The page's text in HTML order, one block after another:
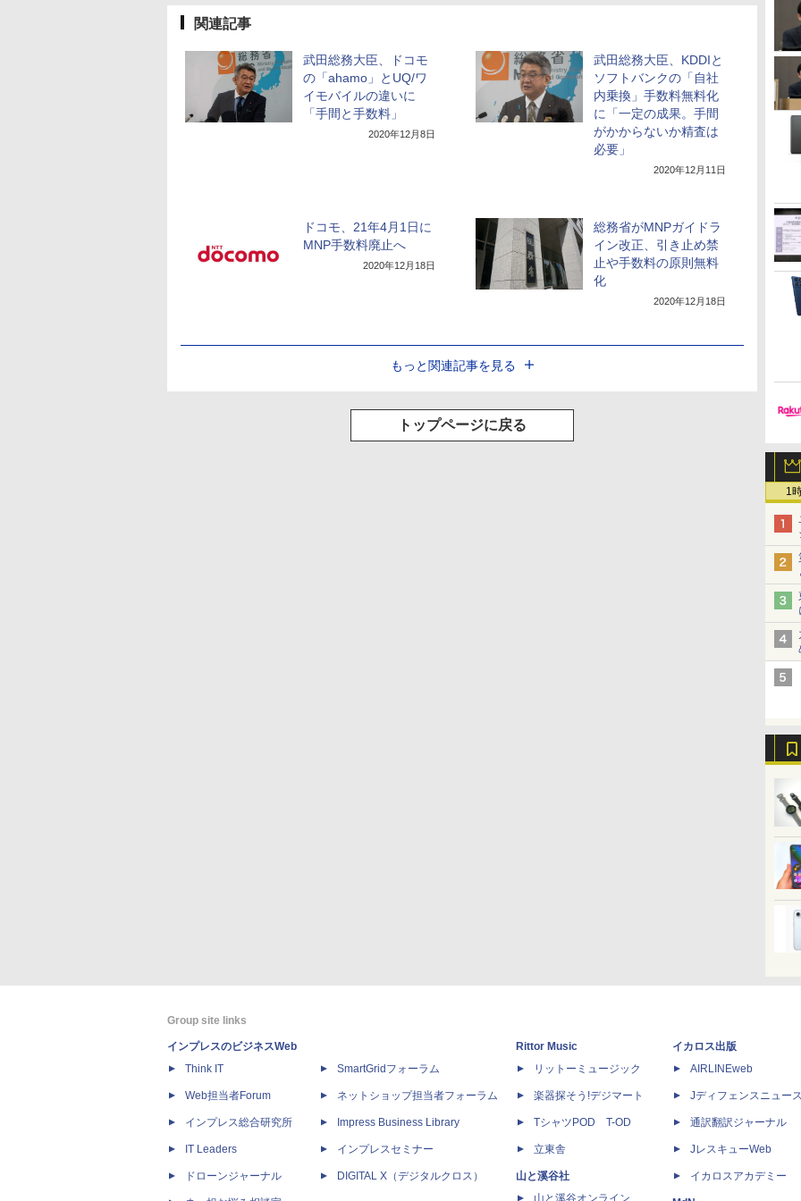
1
関連記事
武田総務大臣、ドコモ
の「ahamo」とUQ/ワ
イモバイルの違いに
「手間と手数料」
2020年12月8日
武田総務大臣、KDDIと
ソフトバンクの「自社
内乗換」手数料無料化
に「一定の成果。手間
がかからないか精査は
必要」
2020年12月11日
ドコモ、21年4月1日に
MNP手数料廃止へ
2020年12月18日
総務省がMNPガイドラ
イン改正、引き止め禁
止や手数料の原則無料
化
2020年12月18日
もっと関連記事を見る
トップページに戻る
Group site links
インプレスのビジネスWeb
Think IT
Web担当者Forum
インプレス総合研究所
IT Leaders
ドローンジャーナル
SmartGridフォーラム
ネットショップ担当者フォーラム
Impress Business Library
インプレスセミナー
DIGITAL X（デジタルクロス）
Rittor Music
リットーミュージック
楽器探そう!デジマート
TシャツPOD T-OD
立東舎
山と溪谷社
山と溪谷オンライン
イカロス出版
AIRLINEweb
Jディフェンスニュー
通訳翻訳ジャーナル
JレスキューWeb
イカロスアカデミー